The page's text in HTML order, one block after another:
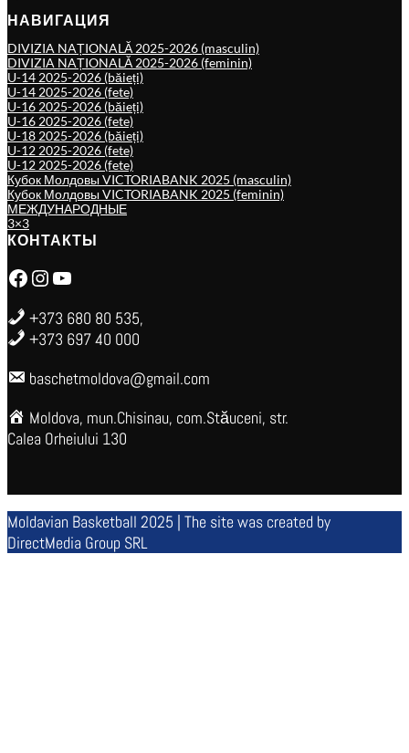
НАВИГАЦИЯ
DIVIZIA NAȚIONALĂ 2025-2026 (masculin)
DIVIZIA NAȚIONALĂ 2025-2026 (feminin)
U-14 2025-2026 (băieți)
U-14 2025-2026 (fete)
U-16 2025-2026 (băieți)
U-16 2025-2026 (fete)
U-18 2025-2026 (băieți)
U-12 2025-2026 (fete)
U-12 2025-2026 (fete)
Кубок Молдовы VICTORIABANK 2025 (masculin)
Кубок Молдовы VICTORIABANK 2025 (feminin)
МЕЖДУНАРОДНЫЕ
3×3
КОНТАКТЫ
Facebook Instagram YouTube
+373 680 80 535,
+373 697 40 000
baschetmoldova@gmail.com
Moldova, mun.Chisinau, com.Stăuceni, str.
Calea Orheiului 130
Moldavian Basketball 2025 | The site was created by
DirectMedia Group SRL